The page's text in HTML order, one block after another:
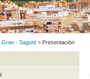
Gran - Sagunt > Presentación